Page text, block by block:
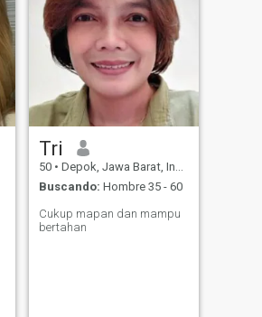
Tri
50 • Depok, Jawa Barat, Indonesia
Buscando: Hombre 35 - 60
Cukup mapan dan mampu
bertahan